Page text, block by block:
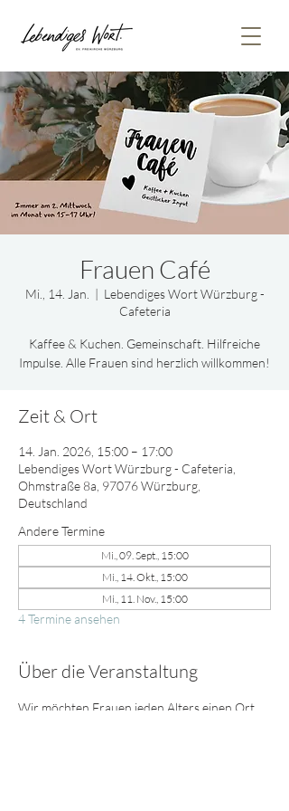
Frauen Café
Mi., 14. Jan.
  |
Lebendiges Wort Würzburg -
Cafeteria
Kaffee & Kuchen. Gemeinschaft. Hilfreiche
Impulse. Alle Frauen sind herzlich willkommen!
Zeit & Ort
14. Jan. 2026, 15:00 – 17:00
Lebendiges Wort Würzburg - Cafeteria,
Ohmstraße 8a, 97076 Würzburg,
Deutschland
Andere Termine
Mi., 09. Sept., 15:00
Mi., 14. Okt., 15:00
Mi., 11. Nov., 15:00
4 Termine ansehen
Über die Veranstaltung
Wir möchten Frauen jeden Alters einen Ort